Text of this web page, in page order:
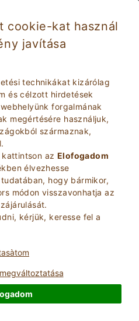
cookie-kat használ
javítása
technikákat kizárólag
és célzott hirdetések
forgalmának
megértésére használjuk,
származnak,
az Elofogadom
élvezhesse
hogy bármikor,
módon visszavonhatja az
kérjük, keresse fel a
BOOK